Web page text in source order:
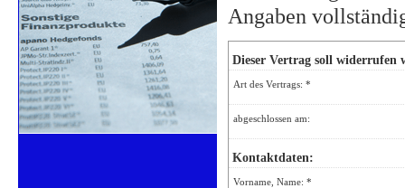
Angaben
Dieser Vertrag soll widerrufen
Art des Vertrags: *
abgeschlossen am:
Kontaktdaten:
Vorname, Name: *